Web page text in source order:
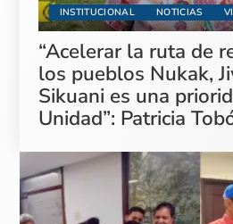
INSTITUCIONAL NOTICIAS
“Acelerar la ruta de
los pueblos Nukak,
Sikuani es una
Unidad”: Patricia